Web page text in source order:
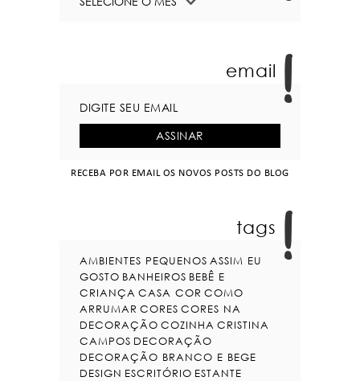
email
RECEBA POR EMAIL OS NOVOS POSTS DO BLOG
tags
AMBIENTES PEQUENOS ASSIM EU
GOSTO BANHEIROS BEBÊ E
CRIANÇA CASA COR COMO
ARRUMAR CORES CORES NA
DECORAÇÃO COZINHA CRISTINA
CAMPOS DECORAÇÃO
DECORAÇÃO BRANCO E BEGE
DESIGN ESCRITÓRIO ESTANTE